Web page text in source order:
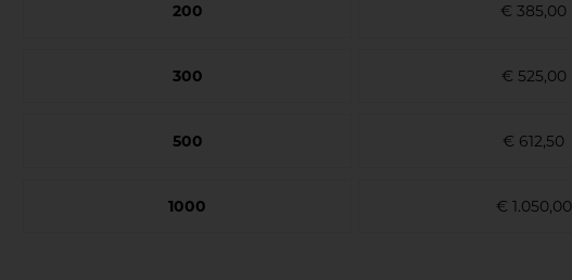
200 € 385,00
300 € 525,00
500 € 612,50
1000 € 1.050,00